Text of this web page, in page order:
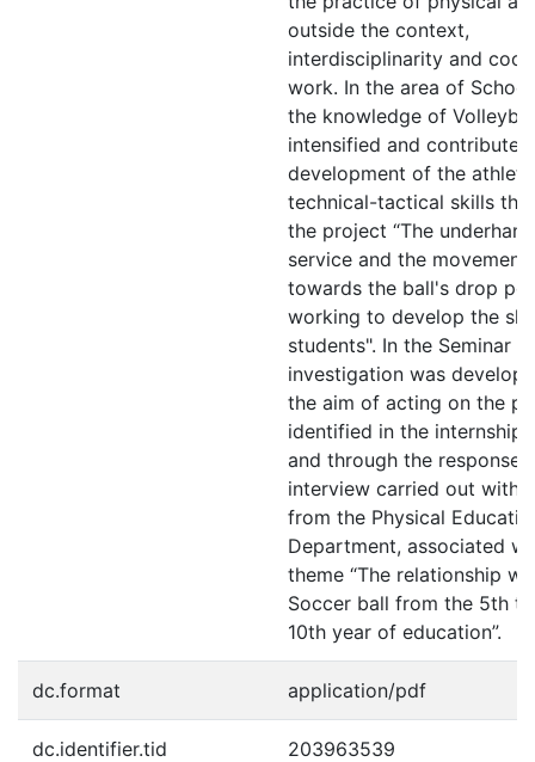
outside the context,
interdisciplinarity and
work. In the area of
the knowledge of
intensified and
development of the
technical-tactical skills
the project “The underhand
service and the
towards the ball's drop
working to develop the
students". In the Seminar
investigation was
the aim of acting on the
identified in the internship
and through the
interview carried out with
from the Physical
Department, associated
theme “The relationship
Soccer ball from the 5th
10th year of education”.
dc.format application/pdf
dc.identifier.tid 203963539